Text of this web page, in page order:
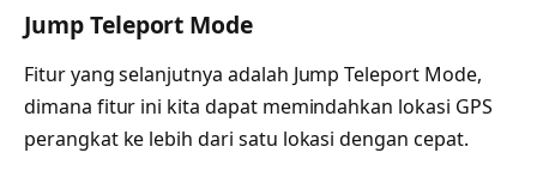
Jump Teleport Mode
Fitur yang selanjutnya adalah Jump Teleport Mode,
dimana fitur ini kita dapat memindahkan lokasi GPS
perangkat ke lebih dari satu lokasi dengan cepat.